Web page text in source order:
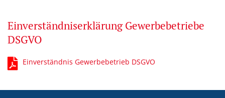
Einverständniserklärung Gewerbebetriebe
DSGVO
Einverständnis Gewerbebetrieb DSGVO